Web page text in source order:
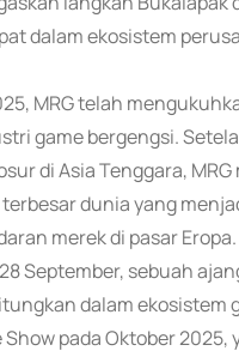
dalam ekosistem
MRG telah
game bergengsi.
di Asia Tenggara,
dunia yang
merek di pasar
September, sebuah
dalam ekosistem
pada Oktober